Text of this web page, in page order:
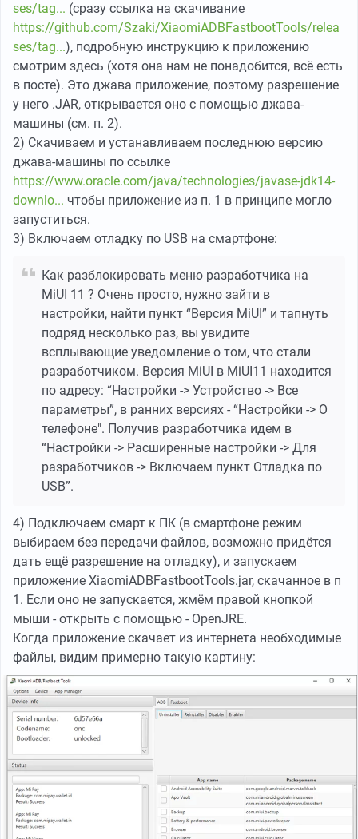
ses/tag... (сразу ссылка на скачивание
https://github.com/Szaki/XiaomiADBFastbootTools/relea
ses/tag...), подробную инструкцию к приложению
смотрим здесь (хотя она нам не понадобится, всё есть
в посте). Это джава приложение, поэтому разрешение
у него .JAR, открывается оно с помощью джава-
машины (см. п. 2).
2) Скачиваем и устанавливаем последнюю версию
джава-машины по ссылке
https://www.oracle.com/java/technologies/javase-jdk14-
downlo... чтобы приложение из п. 1 в принципе могло
запуститься.
3) Включаем отладку по USB на смартфоне:
Как разблокировать меню разработчика на
MiUI 11 ? Очень просто, нужно зайти в
настройки, найти пункт “Версия MiUI” и тапнуть
подряд несколько раз, вы увидите
всплывающие уведомление о том, что стали
разработчиком. Версия MiUI в MiUI11 находится
по адресу: “Настройки -> Устройство -> Все
параметры”, в ранних версиях - “Настройки -> О
телефоне". Получив разработчика идем в
“Настройки -> Расширенные настройки -> Для
разработчиков -> Включаем пункт Отладка по
USB”.
4) Подключаем смарт к ПК (в смартфоне режим
выбираем без передачи файлов, возможно придётся
дать ещё разрешение на отладку), и запускаем
приложение XiaomiADBFastbootTools.jar, скачанное в п
1. Если оно не запускается, жмём правой кнопкой
мыши - открыть с помощью - OpenJRE.
Когда приложение скачает из интернета необходимые
файлы, видим примерно такую картину: